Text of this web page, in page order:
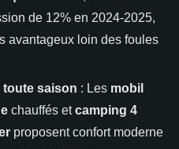
de 12% en 2024-2025,
avantageux loin des foules
toute saison : Les mobil
chauffés etcamping 4
proposent confort moderne